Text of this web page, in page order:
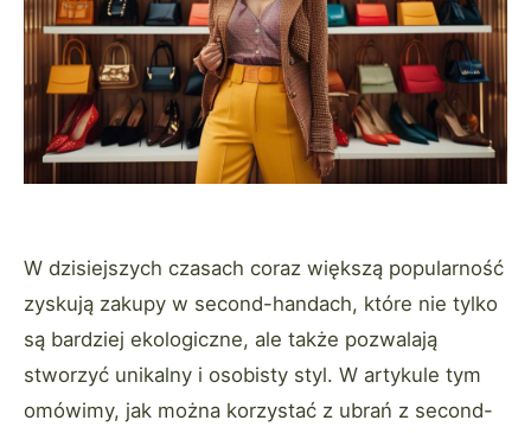
W dzisiejszych czasach coraz większą popularność
zyskują zakupy w second-handach, które nie tylko
są bardziej ekologiczne, ale także pozwalają
stworzyć unikalny i osobisty styl. W artykule tym
omówimy, jak można korzystać z ubrań z second-